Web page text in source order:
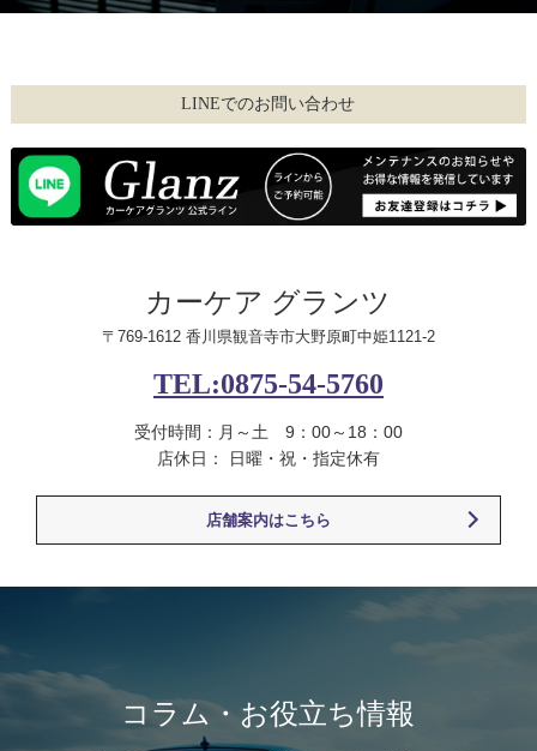
LINEでのお問い合わせ
カーケア グランツ
〒769-1612 香川県観音寺市大野原町中姫1121-2
TEL:0875-54-5760
受付時間：月～土 9：00～18：00
店休日： 日曜・祝・指定休有
店舗案内はこちら
コラム・お役立ち情報